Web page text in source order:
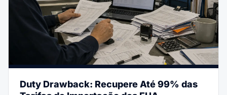
Duty Drawback: Recupere Até 99% das